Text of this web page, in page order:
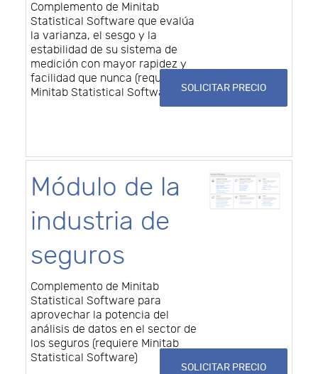
Complemento de Minitab
Statistical Software que evalúa
la varianza, el sesgo y la
estabilidad de su sistema de
medición con mayor rapidez y
facilidad que nunca (requiere
Minitab Statistical Software)
SOLICITAR PRECIO
Módulo de la
industria de
seguros
Complemento de Minitab
Statistical Software para
aprovechar la potencia del
análisis de datos en el sector de
los seguros (requiere Minitab
Statistical Software)
SOLICITAR PRECIO